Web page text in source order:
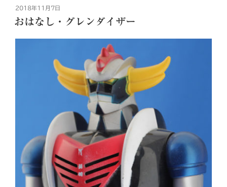
投
稿
日:
2018年11月7日
おはなし・グレンダイザー